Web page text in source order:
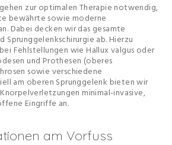
zur optimalen Therapie notwendig,
bewährte sowie moderne
Dabei decken wir das gesamte
Sprunggelenkschirurgie ab. Hierzu
Fehlstellungen wie Hallux valgus oder
und Prothesen (oberes
sowie verschiedene
am oberen Sprunggelenk bieten wir
minimal-invasive,
Eingriffe an.
am Vorfuss